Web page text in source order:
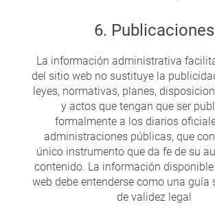
6. Publicaciones
La información administrativa
del sitio web no sustituye la
leyes, normativas, planes,
y actos que tengan que ser
formalmente a los diarios
administraciones públicas, que
único instrumento que da fe de su
contenido. La información
web debe entenderse como una guía
de validez legal